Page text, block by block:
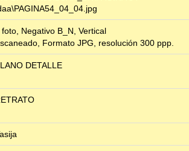
foto, Negativo B_N, Vertical
Formato JPG, resolución 300 ppp.
DETALLE